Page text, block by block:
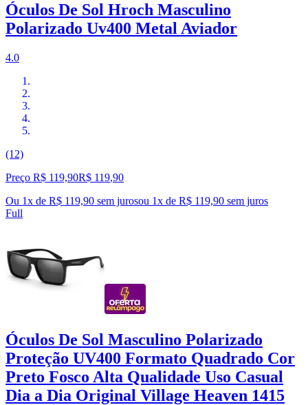
Óculos De Sol Hroch Masculino
Polarizado Uv400 Metal Aviador
4.0
(12)
Preço R$ 119,90R$ 119,90
Ou 1x de R$ 119,90 sem jurosou 1x de R$ 119,90 sem juros
Full
Óculos De Sol Masculino Polarizado
Proteção UV400 Formato Quadrado Cor
Preto Fosco Alta Qualidade Uso Casual
Dia a Dia Original Village Heaven 1415